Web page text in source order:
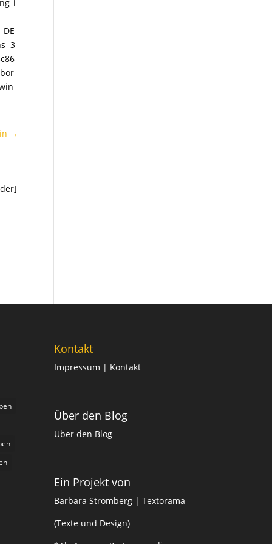
→
Kontakt
Impressum | Kontakt
Über den Blog
Über den Blog
Ein Projekt von
Barbara Stromberg | Textorama
(Texte und Design)